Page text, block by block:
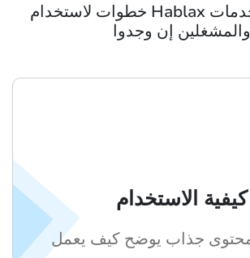
خطوات لاستخدام Hablax في لبنان، الخدمات
والمشغلين إن وجدوا
كيفية الاستخدام